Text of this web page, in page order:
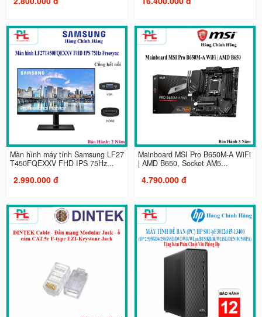
Màn hình máy tính Samsung LF27
T450FQEXXV FHD IPS 75Hz...
2.990.000 đ
Mainboard MSI Pro B650M-A WiFi
| AMD B650, Socket AM5...
4.790.000 đ